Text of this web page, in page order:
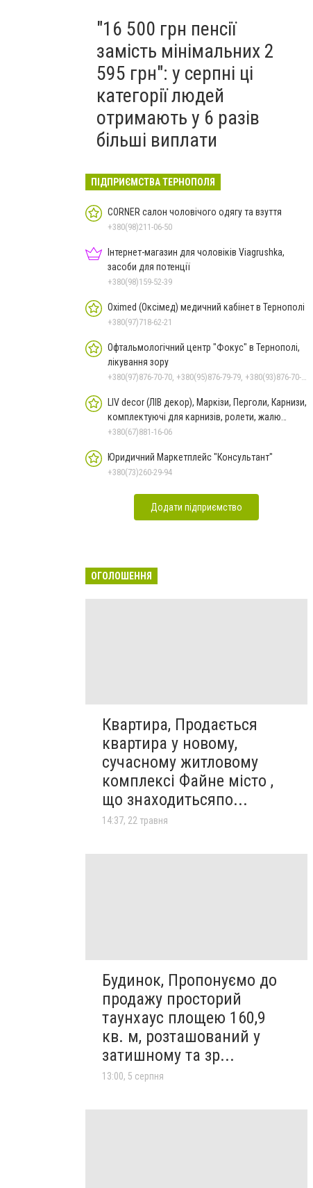
"16 500 грн пенсії
замість мінімальних 2
595 грн": у серпні ці
категорії людей
отримають у 6 разів
більші виплати
ПІДПРИЄМСТВА ТЕРНОПОЛЯ
CORNER салон чоловічого одягу та взуття
+380(98)211-06-50
Інтернет-магазин для чоловіків Viagrushka,
засоби для потенції
+380(98)159-52-39
Oximed (Оксімед) медичний кабінет в Тернополі
+380(97)718-62-21
Офтальмологічний центр "Фокус" в Тернополі,
лікування зору
+380(97)876-70-70, +380(95)876-79-79, +380(93)876-70-70
LIV decor (ЛІВ декор), Маркізи, Перголи, Карнизи,
комплектуючі для карнизів, ролети, жалю
Тернопіль
+380(67)881-16-06
Юридичний Маркетплейс "Консультант"
+380(73)260-29-94
Додати підприємство
ОГОЛОШЕННЯ
Квартира, Продається
квартира у новому,
сучасному житловому
комплексі Файне місто ,
що знаходитьсяпо...
14:37, 22 травня
Будинок, Пропонуємо до
продажу просторий
таунхаус площею 160,9
кв. м, розташований у
затишному та зр...
13:00, 5 серпня